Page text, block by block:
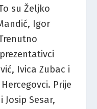
su Željko
Igor
Ivica Zubac i
Prije
Sesar,